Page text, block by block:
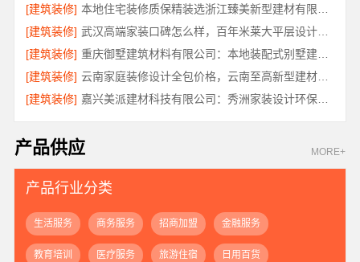
[建筑装修]
[建筑装修]
武汉高端家装口碑怎么样，百年米莱大平层设计装修实景
[建筑装修]
重庆御墅建筑材料有限公司：本地装配式别墅建造零增项
[建筑装修]
云南家庭装修设计全包价格，云南至高新型建材有限公司
[建筑装修]
嘉兴美派建材科技有限公司：秀洲家装设计环保材料推荐
产品供应 MORE+
产品行业分类
生活服务 商务服务 招商加盟 金融服务
教育培训 医疗服务 旅游住宿 日用百货